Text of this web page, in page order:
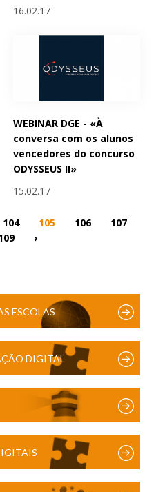
16.02.17
WEBINAR DGE - «À
conversa com os alunos
vencedores do concurso
ODYSSEUS II»
15.02.17
104 105 106
107
›
ESCOLAS
DIGITAL